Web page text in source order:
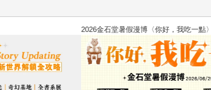
2026金石堂暑假漫博〈你好，